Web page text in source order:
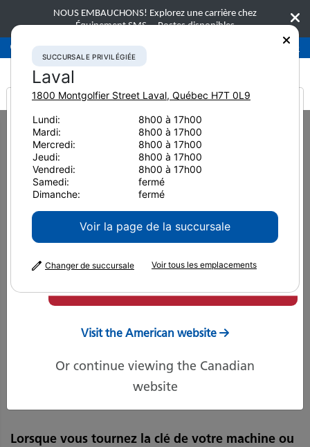
NOUS EMBAUCHONS! Explorez une carrière chez
Équipement SMS. Postes disponibles
Succursale privilégiéeLaval 450-781-9600
Home Nouvelles et ressources Article de presse
Komatsu propose une vaste gamme de batteries d’origine dont le
fonctionnement et la durée ont été ép
Komatsu propose une vaste
gamme de batteries d’origine
dont le fonctionnement et la
durée ont été éprouvés dans
des conditions difficiles
Lorsque vous tournez la clé de votre machine ou
It looks like you are
from America
Visit the American website
Or continue viewing the Canadian
website
SUCCURSALE PRIVILÉGIÉE
Laval
1800 Montgolfier Street Laval, Québec H7T 0L9
Lundi:
8h00 à 17h00
Mardi:
8h00 à 17h00
Mercredi:
8h00 à 17h00
Jeudi:
8h00 à 17h00
Vendredi:
8h00 à 17h00
Samedi:
fermé
Dimanche:
fermé
Voir la page de la succursale
Changer de succursale Voir tous les emplacements